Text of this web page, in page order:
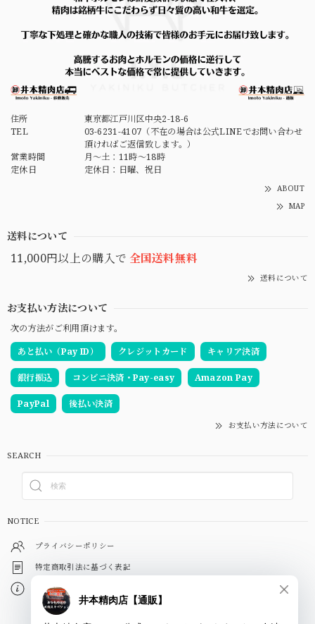
住所
東京都江戸川区中央2-18-6
TEL
03-6231-4107（不在の場合は公式LINEでお問い合わせ
頂ければご返信致します。）
営業時間
月～土：11時～18時
定休日
定休日：日曜、祝日
ABOUT
MAP
送料について
11,000円以上の購入で 全国送料無料
送料について
お支払い方法について
次の方法がご利用頂けます。
あと払い（Pay ID）
クレジットカード キャリア決済
銀行振込 コンビニ決済・Pay-easy Amazon Pay
PayPal 後払い決済
お支払い方法について
SEARCH
NOTICE
プライバシーポリシー
特定商取引法に基づく表記
会員規約